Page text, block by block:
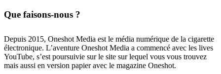
Que faisons-nous ?
Depuis 2015, Oneshot Media est le média numérique de la cigarette
électronique. L’aventure Oneshot Media a commencé avec les lives
YouTube, s’est poursuivie sur le site sur lequel vous vous trouvez
mais aussi en version papier avec le magazine Oneshot.